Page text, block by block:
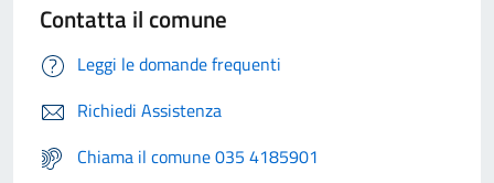
Contatta il comune
Leggi le domande frequenti
Richiedi Assistenza
Chiama il comune 035 4185901